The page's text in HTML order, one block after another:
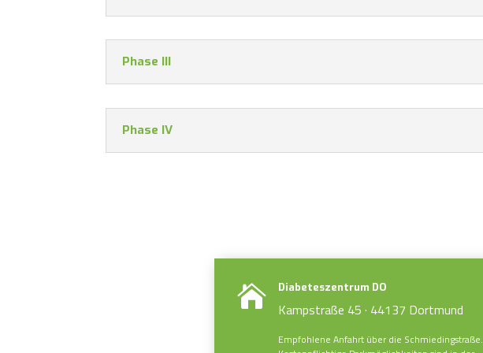
Phase III
Phase IV
 Diabeteszentrum DO
Kampstraße 45 · 44137 Dortmund
Empfohlene Anfahrt über die Schmiedingstraße.